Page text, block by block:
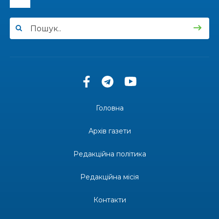
12:00
11:34
Частина ВПО більше не отримає житловий
Бахмутська молодь досліджує Полтаву
Солдат Ігор Ігорович Кравець, позивний
держава досі провалює
Майстер-клас «Троянди» для юних бахмутян
Головна
Архів газети
Редакційна політика
Редакційна місія
Контакти